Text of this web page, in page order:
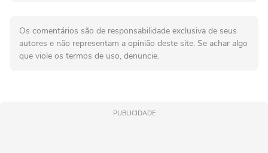
Os comentários são de responsabilidade exclusiva de seus
autores e não representam a opinião deste site. Se achar algo
que viole os termos de uso, denuncie.
PUBLICIDADE